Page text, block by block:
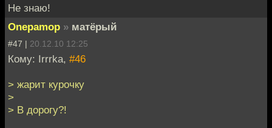
Не знаю!
Onepamop » матёрый
#47 | 20.12.10 12:25
Кому: Irrrka, #46
> жарит курочку
>
> В дорогу?!